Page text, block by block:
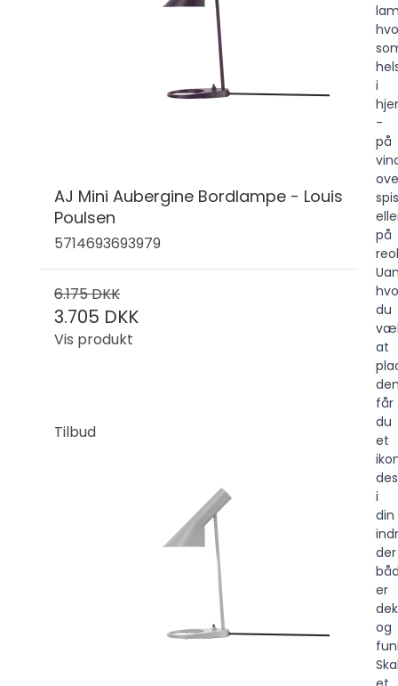
AJ Mini Aubergine Bordlampe - Louis
Poulsen
5714693693979
6.175 DKK
3.705 DKK
Vis produkt
Tilbud
i
-
på
på
du
at
får
du
et
i
din
der
er
og